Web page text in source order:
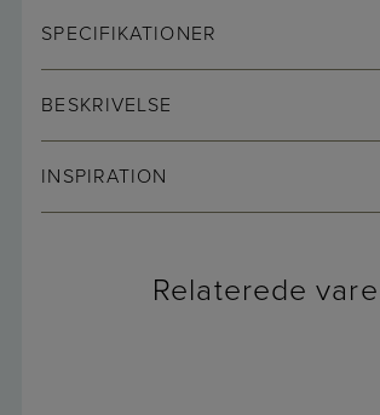
SPECIFIKATIONER
BESKRIVELSE
INSPIRATION
Relaterede